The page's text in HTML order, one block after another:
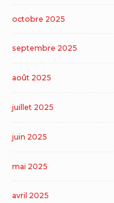
octobre 2025
septembre 2025
août 2025
juillet 2025
juin 2025
mai 2025
avril 2025